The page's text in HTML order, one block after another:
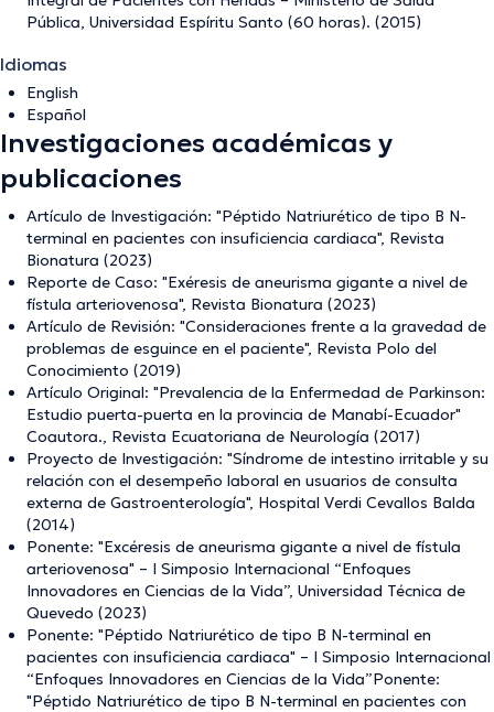
Pública, Universidad Espíritu Santo (60 horas). (2015)
Idiomas
English
Español
Investigaciones académicas y
publicaciones
Artículo de Investigación: "Péptido Natriurético de tipo B N-
terminal en pacientes con insuficiencia cardiaca", Revista
Bionatura (2023)
Reporte de Caso: "Exéresis de aneurisma gigante a nivel de
fístula arteriovenosa", Revista Bionatura (2023)
Artículo de Revisión: "Consideraciones frente a la gravedad de
problemas de esguince en el paciente", Revista Polo del
Conocimiento (2019)
Artículo Original: "Prevalencia de la Enfermedad de Parkinson:
Estudio puerta-puerta en la provincia de Manabí-Ecuador"
Coautora., Revista Ecuatoriana de Neurología (2017)
Proyecto de Investigación: "Síndrome de intestino irritable y su
relación con el desempeño laboral en usuarios de consulta
externa de Gastroenterología", Hospital Verdi Cevallos Balda
(2014)
Ponente: "Excéresis de aneurisma gigante a nivel de fístula
arteriovenosa" – I Simposio Internacional “Enfoques
Innovadores en Ciencias de la Vida”, Universidad Técnica de
Quevedo (2023)
Ponente: "Péptido Natriurético de tipo B N-terminal en
pacientes con insuficiencia cardiaca" – I Simposio Internacional
“Enfoques Innovadores en Ciencias de la Vida”Ponente:
"Péptido Natriurético de tipo B N-terminal en pacientes con